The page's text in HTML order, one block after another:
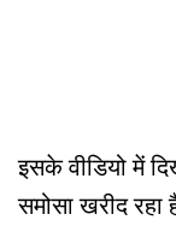
इसके वीडियो में
समोसा खरीद